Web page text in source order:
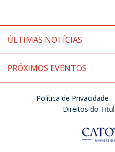
ÚLTIMAS NOTÍCIAS
PRÓXIMOS EVENTOS
Política de Privacidade
Direitos do